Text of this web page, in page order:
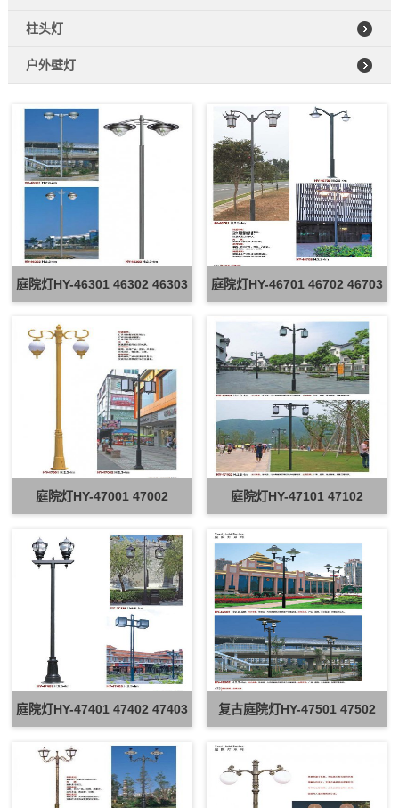
柱头灯
户外壁灯
庭院灯HY-46301 46302 46303 庭院灯HY-46701 46702 46703
庭院灯HY-47001 47002 庭院灯HY-47101 47102
庭院灯HY-47401 47402 47403 复古庭院灯HY-47501 47502